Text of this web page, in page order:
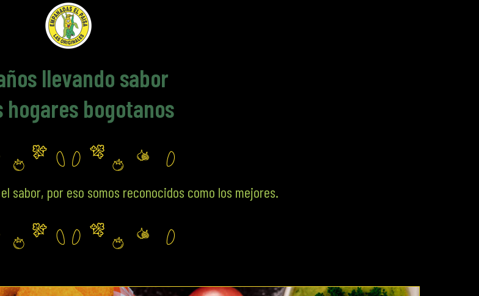
llevando sabor
hogares bogotanos
sabor, por eso somos reconocidos como los mejores.